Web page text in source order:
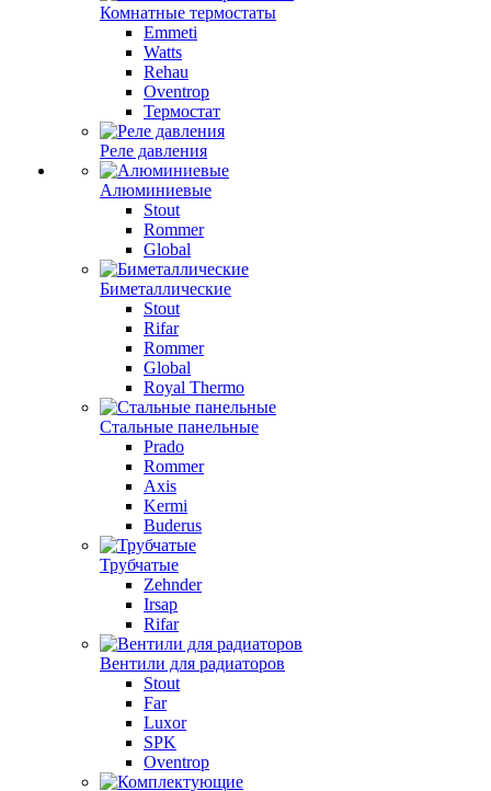
Комнатные термостаты
Emmeti
Watts
Rehau
Oventrop
Термостат
Реле давления
Алюминиевые
Stout
Rommer
Global
Биметаллические
Stout
Rifar
Rommer
Global
Royal Thermo
Стальные панельные
Prado
Rommer
Axis
Kermi
Buderus
Трубчатые
Zehnder
Irsap
Rifar
Вентили для радиаторов
Stout
Far
Luxor
SPK
Oventrop